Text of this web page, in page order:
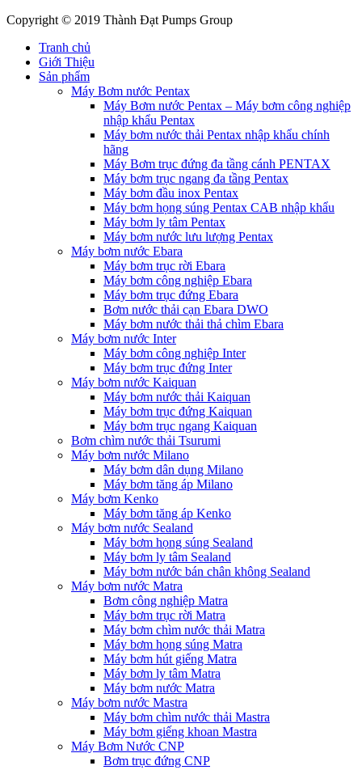
Copyright © 2019 Thành Đạt Pumps Group
Tranh chủ
Giới Thiệu
Sản phẩm
Máy Bơm nước Pentax
Máy Bơm nước Pentax – Máy bơm công nghiệp
nhập khẩu Pentax
Máy bơm nước thải Pentax nhập khẩu chính
hãng
Máy Bơm trục đứng đa tầng cánh PENTAX
Máy bơm trục ngang đa tầng Pentax
Máy bơm đầu inox Pentax
Máy bơm họng súng Pentax CAB nhập khẩu
Máy bơm ly tâm Pentax
Máy bơm nước lưu lượng Pentax
Máy bơm nước Ebara
Máy bơm trục rời Ebara
Máy bơm công nghiệp Ebara
Máy bơm trục đứng Ebara
Bơm nước thải cạn Ebara DWO
Máy bơm nước thải thả chìm Ebara
Máy bơm nước Inter
Máy bơm công nghiệp Inter
Máy bơm trục đứng Inter
Máy bơm nước Kaiquan
Máy bơm nước thải Kaiquan
Máy bơm trục đứng Kaiquan
Máy bơm trục ngang Kaiquan
Bơm chìm nước thải Tsurumi
Máy bơm nước Milano
Máy bơm dân dụng Milano
Máy bơm tăng áp Milano
Máy bơm Kenko
Máy bơm tăng áp Kenko
Máy bơm nước Sealand
Máy bơm họng súng Sealand
Máy bơm ly tâm Sealand
Máy bơm nước bán chân không Sealand
Máy bơm nước Matra
Bơm công nghiệp Matra
Máy bơm trục rời Matra
Máy bơm chìm nước thải Matra
Máy bơm họng súng Matra
Máy bơm hút giếng Matra
Máy bơm ly tâm Matra
Máy bơm nước Matra
Máy bơm nước Mastra
Máy bơm chìm nước thải Mastra
Máy bơm giếng khoan Mastra
Máy Bơm Nước CNP
Bơm trục đứng CNP